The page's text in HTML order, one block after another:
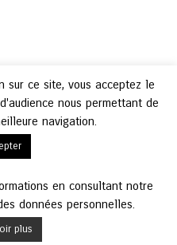
sur ce site, vous acceptez le
nous permettant de
navigation.
en consultant notre
données personnelles.
plus